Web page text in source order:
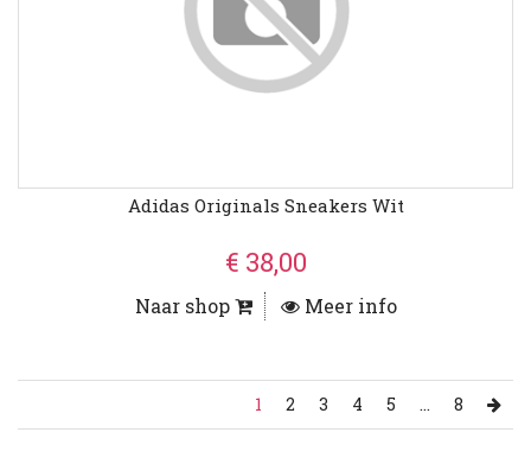
Adidas Originals Sneakers Wit
€ 38,00
Naar shop Meer info
1 2 3 4 5 ... 8